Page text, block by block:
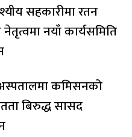
सहकारीमा रतन
नयाँ कार्यसमिति
अस्पतालमा कमिसनको
बिरुद्ध सासद